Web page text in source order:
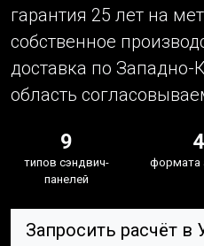
гарантия 25 лет на
собственное
доставка по Западно-
область
9
типов сэндвич-
панелей
4
формата
Запросить расчёт в